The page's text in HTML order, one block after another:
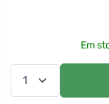
Em